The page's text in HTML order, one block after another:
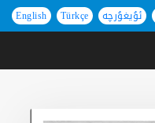
English Türkçe ئۇيغۇرچە